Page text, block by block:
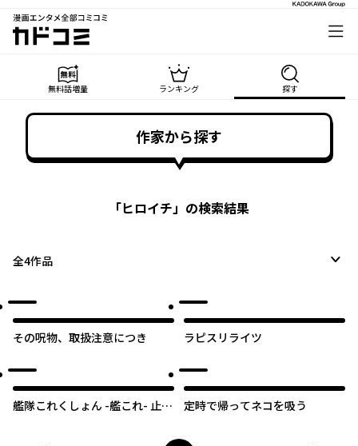
漫画エンタメ全部コミコミ
カドコミ
無料話増量 ランキング 探す
作家から探す
「ヒロイチ」の検索結果
全4作品
その呪物、取扱注意につき ラピスリライツ
艦隊これくしょん -艦これ- 止ま
定時で帰ってネコを吸う